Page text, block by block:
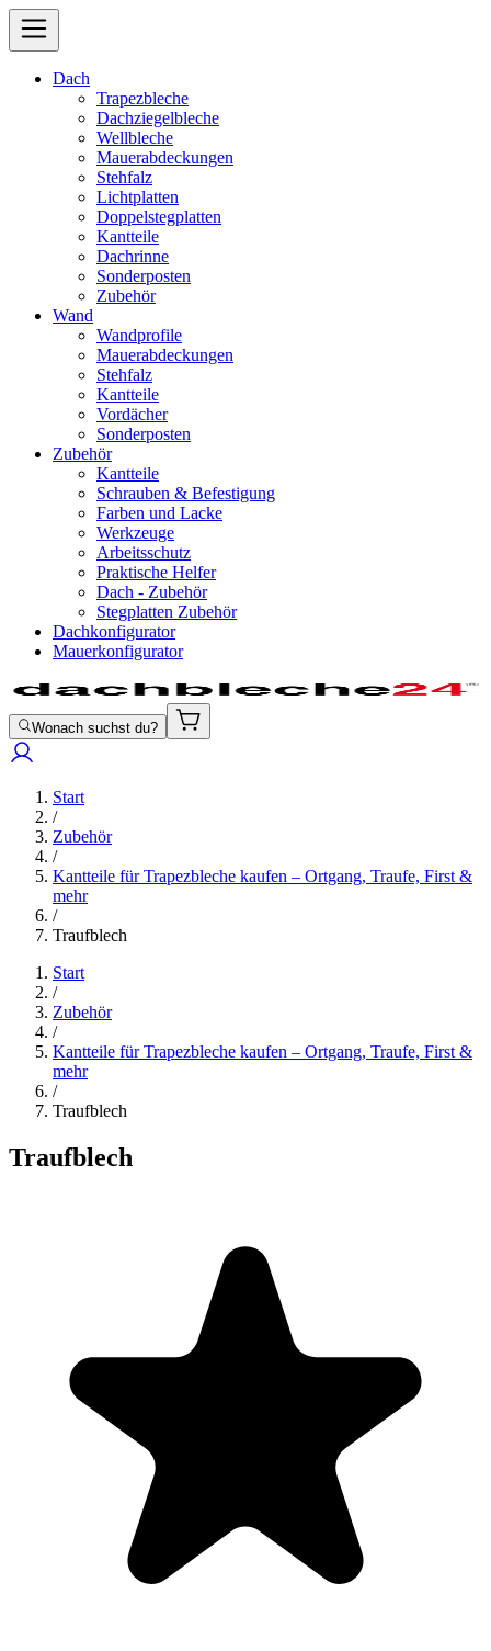
Dach
Trapezbleche
Dachziegelbleche
Wellbleche
Mauerabdeckungen
Stehfalz
Lichtplatten
Doppelstegplatten
Kantteile
Dachrinne
Sonderposten
Zubehör
Wand
Wandprofile
Mauerabdeckungen
Stehfalz
Kantteile
Vordächer
Sonderposten
Zubehör
Kantteile
Schrauben & Befestigung
Farben und Lacke
Werkzeuge
Arbeitsschutz
Praktische Helfer
Dach - Zubehör
Stegplatten Zubehör
Dachkonfigurator
Mauerkonfigurator
Wonach suchst du?
Start
/
Zubehör
/
Kantteile für Trapezbleche kaufen – Ortgang, Traufe, First &
mehr
/
Traufblech
Start
/
Zubehör
/
Kantteile für Trapezbleche kaufen – Ortgang, Traufe, First &
mehr
/
Traufblech
Traufblech